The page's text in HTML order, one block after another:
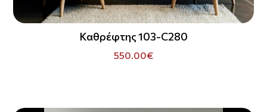
Καθρέφτης 103-C280
550.00€